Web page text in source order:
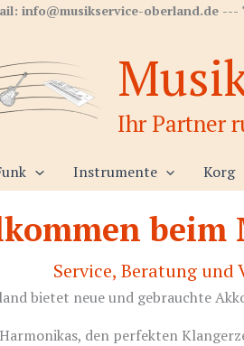
info@musikservice-oberland.de ---
Ihr Partner
Instrumente Korg
beim
Service, Beratung
bietet neue und gebrauchte
den perfekten